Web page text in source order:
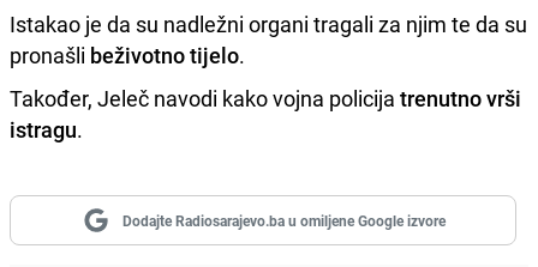
Istakao je da su nadležni organi tragali za njim te da su
pronašli beživotno tijelo.
Također, Jeleč navodi kako vojna policija trenutno vrši
istragu.
Dodajte Radiosarajevo.ba u omiljene Google izvore